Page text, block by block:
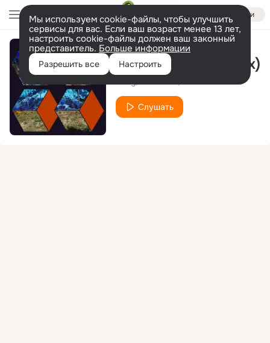
Войти
Мы используем cookie-файлы, чтобы улучшить
сервисы для вас. Если ваш возраст менее 13 лет,
настроить cookie-файлы должен ваш законный
представитель. Больше информации
Разрешить все Настроить
At Night (Naz Remix)
Слушать